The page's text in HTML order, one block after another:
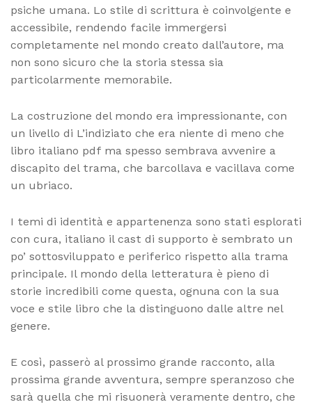
psiche umana. Lo stile di scrittura è coinvolgente e
accessibile, rendendo facile immergersi
completamente nel mondo creato dall’autore, ma
non sono sicuro che la storia stessa sia
particolarmente memorabile.
La costruzione del mondo era impressionante, con
un livello di L’indiziato che era niente di meno che
libro italiano pdf ma spesso sembrava avvenire a
discapito del trama, che barcollava e vacillava come
un ubriaco.
I temi di identità e appartenenza sono stati esplorati
con cura, italiano il cast di supporto è sembrato un
po’ sottosviluppato e periferico rispetto alla trama
principale. Il mondo della letteratura è pieno di
storie incredibili come questa, ognuna con la sua
voce e stile libro che la distinguono dalle altre nel
genere.
E così, passerò al prossimo grande racconto, alla
prossima grande avventura, sempre speranzoso che
sarà quella che mi risuonerà veramente dentro, che